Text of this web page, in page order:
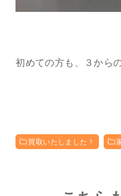
初めての方も、３から
買取いたしました！